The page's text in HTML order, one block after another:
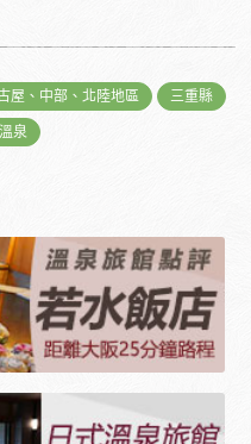
屋、中部、北陸地區 三重縣
泉